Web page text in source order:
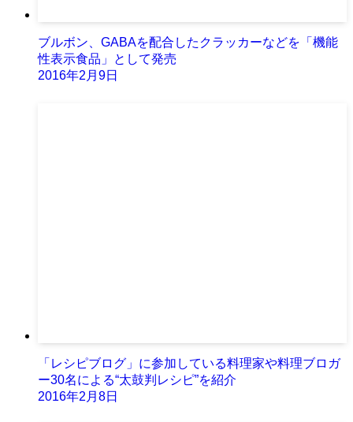
ブルボン、GABAを配合したクラッカーなどを「機能
性表示食品」として発売
2016年2月9日
「レシピブログ」に参加している料理家や料理ブロガ
ー30名による“太鼓判レシピ”を紹介
2016年2月8日